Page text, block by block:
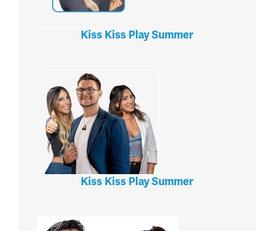
Kiss Kiss Play Summer
Kiss Kiss Play Summer